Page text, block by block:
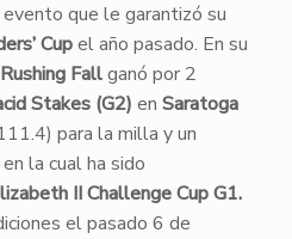
evento que le garantizó su
Cupel año pasado. En su
Rushing Fallganó por 2
Stakes (G2) en Saratoga
para la milla y un
la cual ha sido
II Challenge Cup G1.
el pasado 6 de